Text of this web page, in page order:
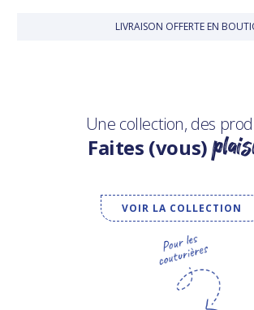
LIVRAISON OFFERTE EN
Une collection, des
Faites (vous)
VOIR LA COLLECTION